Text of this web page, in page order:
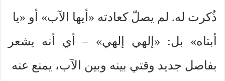
ذُكرت له. لم يصلّ كعادته «أيها الآب» أو «يا
أبتاه» بل: «إلهي إلهي» – أي أنه يشعر
بفاصل جديد وقتي بينه وبين الآب، يمنع عنه